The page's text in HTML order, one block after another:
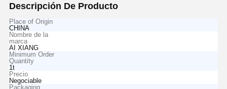
Descripción De Producto
Place of Origin
CHINA
Nombre de la
marca
AI XIANG
Minimum Order
Quantity
1t
Precio
Negociable
Packaging